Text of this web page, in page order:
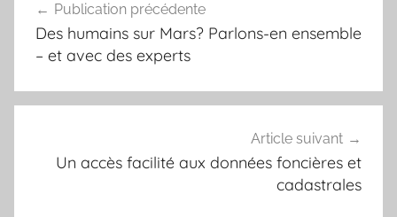
de
l’article
Publication précédente
Des humains sur Mars? Parlons-en ensemble
– et avec des experts
Article suivant
Un accès facilité aux données foncières et
cadastrales